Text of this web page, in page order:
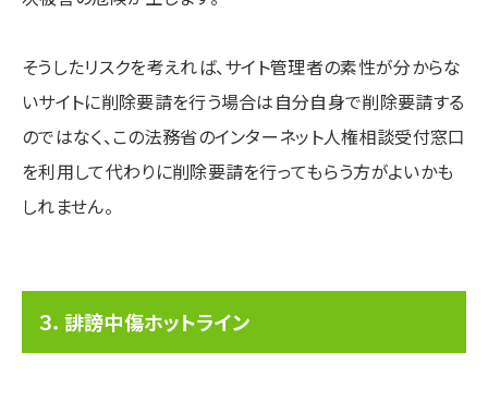
そうしたリスクを考えれば、サイト管理者の素性が分からな
いサイトに削除要請を行う場合は自分自身で削除要請する
のではなく、この法務省のインターネット人権相談受付窓口
を利用して代わりに削除要請を行ってもらう方がよいかも
しれません。
３．誹謗中傷ホットライン